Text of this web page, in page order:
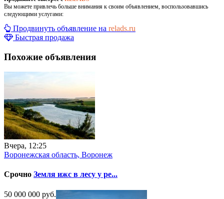
Вы можете привлечь больше внимания к своим объявлением, воспользовавшись
следующими услугами:
Продвинуть объявление на relads.ru
Быстрая продажа
Похожие объявления
Вчера, 12:25
Воронежская область, Воронеж
Срочно Земля ижс в лесу у ре...
50 000 000 руб.